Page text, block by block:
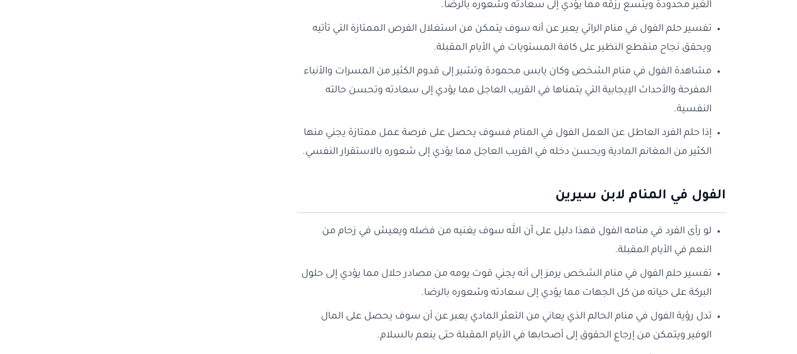
الغير محدودة ويتسع رزقه مما يؤدي إلى سعادته وشعوره بالرضا.
تفسير حلم الفول في منام الرائي يعبر عن أنه سوف يتمكن من استغلال الفرص الممتازة التي تأتيه
ويحقق نجاح منقطع النظير على كافة المستويات في الأيام المقبلة.
مشاهدة الفول في منام الشخص وكان يابس محمودة وتشير إلى قدوم الكثير من المسرات والأنباء
المفرحة والأحداث الإيجابية التي يتمناها في القريب العاجل مما يؤدي إلى سعادته وتحسن حالته
النفسية.
إذا حلم الفرد العاطل عن العمل الفول في المنام فسوف يحصل على فرصة عمل ممتازة يجني منها
الكثير من المغانم المادية ويحسن دخله في القريب العاجل مما يؤدي إلى شعوره بالاستقرار النفسي.
الفول في المنام لابن سيرين
لو رأى الفرد في منامه الفول فهذا دليل على أن الله سوف يغنيه من فضله ويعيش في زحام من
النعم في الأيام المقبلة.
تفسير حلم الفول في منام الشخص يرمز إلى أنه يجني قوت يومه من مصادر حلال مما يؤدي إلى حلول
البركة على حياته من كل الجهات مما يؤدي إلى سعادته وشعوره بالرضا.
تدل رؤية الفول في منام الحالم الذي يعاني من التعثر المادي يعبر عن أن سوف يحصل على المال
الوفير ويتمكن من إرجاع الحقوق إلى أصحابها في الأيام المقبلة حتى ينعم بالسلام.